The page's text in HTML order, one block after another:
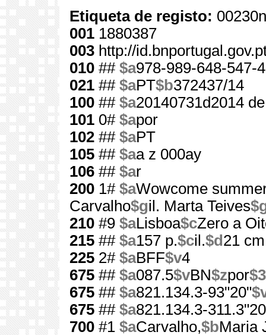
Etiqueta de registo:
001 1880387
003 http://
010 ## $a978-989-648-547-4
021 ## $aPT$b372437/14
100 ## $a20140731d2014
101 0# $apor
102 ## $aPT
105 ## $aa z 000ay
106 ## $ar
200 1# $aWowcome
Carvalho$gil. Marta Teives
210 #9 $aLisboa$cZero a
215 ## $a157 p.$cil.$d 21 cm
225 2# $aBFF$v4
675 ## $a087.5$vBN$zpor$3
675 ## $a821.134.3-93"20"
675 ## $a821.134.3-
700 #1 $aCarvalho,$bMaria